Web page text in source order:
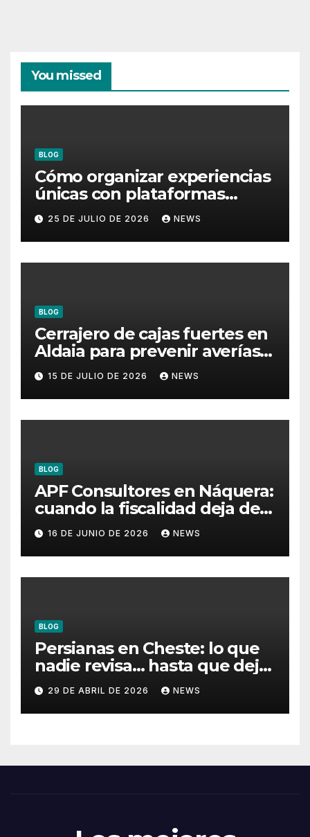
You missed
BLOG
Cómo organizar experiencias
únicas con plataformas
flotantes para eventos
25 DE JULIO DE 2026 NEWS
BLOG
Cerrajero de cajas fuertes en
Aldaia para prevenir averías y
conservar la protección
15 DE JULIO DE 2026 NEWS
BLOG
APF Consultores en Náquera:
cuando la fiscalidad deja de
ser un problema
16 DE JUNIO DE 2026 NEWS
BLOG
Persianas en Cheste: lo que
nadie revisa… hasta que deja
de funcionar
29 DE ABRIL DE 2026 NEWS